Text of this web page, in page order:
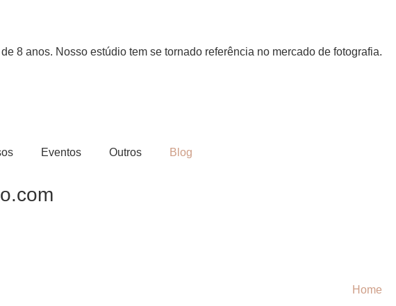
8 anos. Nosso estúdio tem se tornado referência no mercado de fotografia.
Eventos Outros Blog
Home